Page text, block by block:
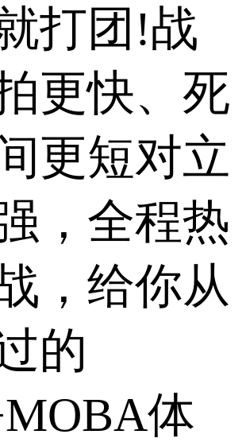
打团!战
更快、死
更短对立
，全程热
，给你从
的
体